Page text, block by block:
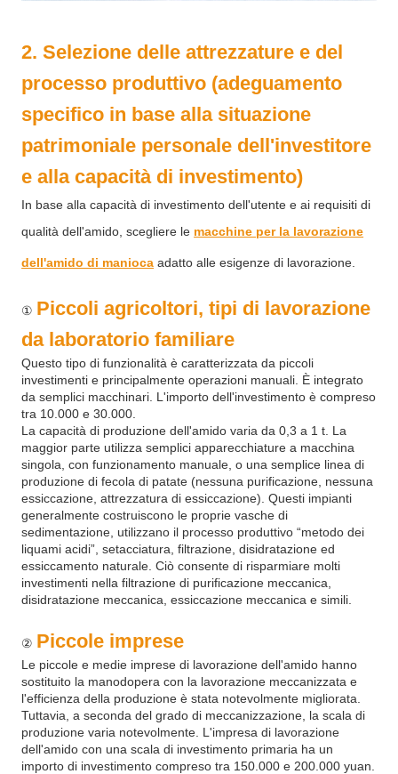
2. Selezione delle attrezzature e del
processo produttivo (adeguamento
specifico in base alla situazione
patrimoniale personale dell'investitore
e alla capacità di investimento)
In base alla capacità di investimento dell'utente e ai requisiti di
qualità dell'amido, scegliere le macchine per la lavorazione
dell'amido di manioca adatto alle esigenze di lavorazione.
① Piccoli agricoltori, tipi di lavorazione
da laboratorio familiare
Questo tipo di funzionalità è caratterizzata da piccoli
investimenti e principalmente operazioni manuali. È integrato
da semplici macchinari. L'importo dell'investimento è compreso
tra 10.000 e 30.000.
La capacità di produzione dell'amido varia da 0,3 a 1 t. La
maggior parte utilizza semplici apparecchiature a macchina
singola, con funzionamento manuale, o una semplice linea di
produzione di fecola di patate (nessuna purificazione, nessuna
essiccazione, attrezzatura di essiccazione). Questi impianti
generalmente costruiscono le proprie vasche di
sedimentazione, utilizzano il processo produttivo “metodo dei
liquami acidi”, setacciatura, filtrazione, disidratazione ed
essiccamento naturale. Ciò consente di risparmiare molti
investimenti nella filtrazione di purificazione meccanica,
disidratazione meccanica, essiccazione meccanica e simili.
② Piccole imprese
Le piccole e medie imprese di lavorazione dell'amido hanno
sostituito la manodopera con la lavorazione meccanizzata e
l'efficienza della produzione è stata notevolmente migliorata.
Tuttavia, a seconda del grado di meccanizzazione, la scala di
produzione varia notevolmente. L'impresa di lavorazione
dell'amido con una scala di investimento primaria ha un
importo di investimento compreso tra 150.000 e 200.000 yuan.